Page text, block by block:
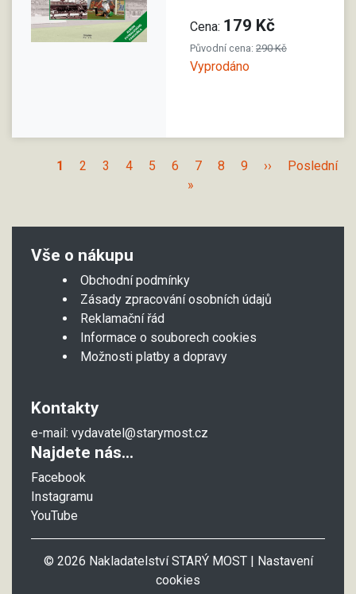
Cena: 179 Kč
Původní cena: 290 Kč
Vyprodáno
1 2 3 4 5 6 7 8 9 ››
Poslední
»
Vše o nákupu
Obchodní podmínky
Zásady zpracování osobních údajů
Reklamační řád
Informace o souborech cookies
Možnosti platby a dopravy
Kontakty
e-mail: vydavatel@starymost.cz
Najdete nás...
Facebook
Instagramu
YouTube
© 2026 Nakladatelství STARÝ MOST |
Nastavení
cookies